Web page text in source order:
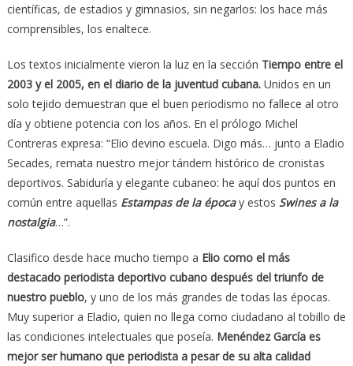
científicas, de estadios y gimnasios, sin negarlos: los hace más
comprensibles, los enaltece.
Los textos inicialmente vieron la luz en la sección Tiempo entre el
2003 y el 2005, en el diario de la juventud cubana.Unidos en un
solo tejido demuestran que el buen periodismo no fallece al otro
día y obtiene potencia con los años. En el prólogo Michel
Contreras expresa: “Elio devino escuela. Digo más… junto a Eladio
Secades, remata nuestro mejor tándem histórico de cronistas
deportivos. Sabiduría y elegante cubaneo: he aquí dos puntos en
común entre aquellas Estampas de la épocay estos Swines a la
nostalgia…”.
Clasifico desde hace mucho tiempo a Elio como el más
destacado periodista deportivo cubano después del triunfo de
nuestro pueblo, y uno de los más grandes de todas las épocas.
Muy superior a Eladio, quien no llega como ciudadano al tobillo de
las condiciones intelectuales que poseía. Menéndez García es
mejor ser humano que periodista a pesar de su alta calidad